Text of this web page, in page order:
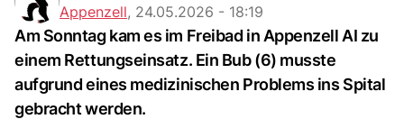
Appenzell, 24.05.2026 - 18:19
Am Sonntag kam es im Freibad in Appenzell AI zu
einem Rettungseinsatz. Ein Bub (6) musste
aufgrund eines medizinischen Problems ins Spital
gebracht werden.